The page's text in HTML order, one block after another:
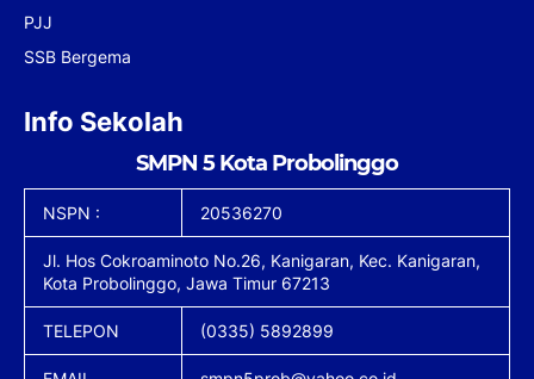
PJJ
SSB Bergema
Info Sekolah
SMPN 5 Kota Probolinggo
NSPN : 20536270
Jl. Hos Cokroaminoto No.26, Kanigaran, Kec. Kanigaran,
Kota Probolinggo, Jawa Timur 67213
TELEPON (0335) 5892899